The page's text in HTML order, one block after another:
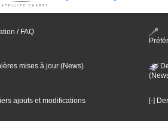
/ FAQ
mises à jour (News)
ajouts et modifications [-]